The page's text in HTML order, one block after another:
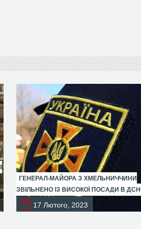
ГЕНЕРАЛ-МАЙОРА З ХМЕЛЬНИЧЧИНИ
ЗВІЛЬНЕНО ІЗ ВИСОКОЇ ПОСАДИ В
17 Лютого, 2023